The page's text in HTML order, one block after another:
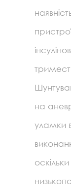
на
уламки